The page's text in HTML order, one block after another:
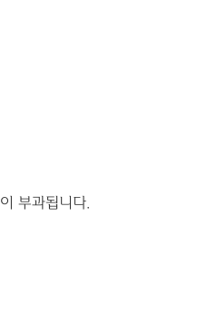
이 부과됩니다.